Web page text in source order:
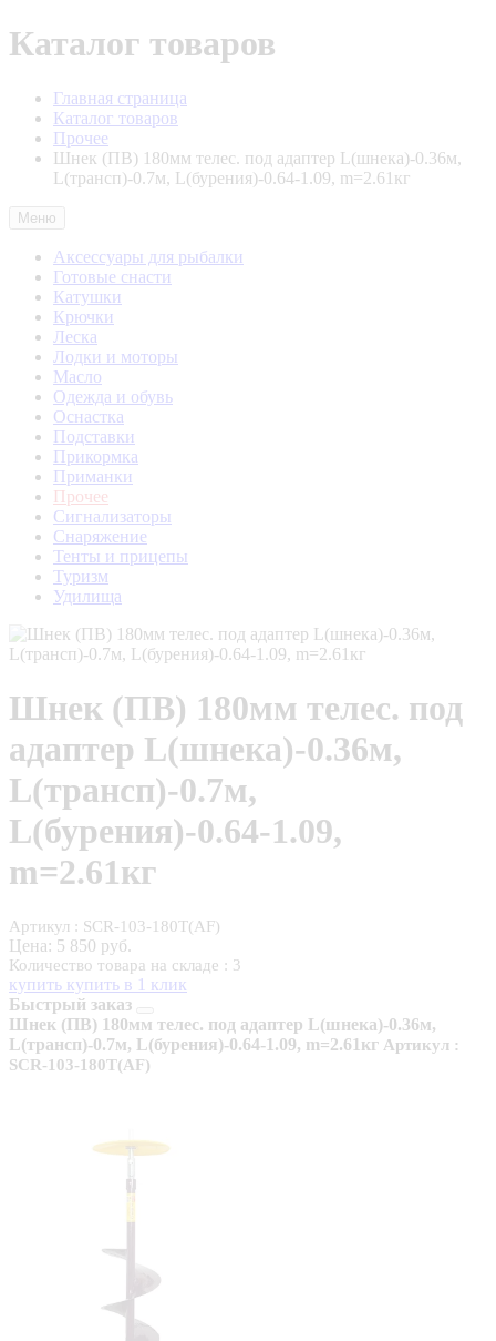
Каталог товаров
Главная страница
Каталог товаров
Прочее
Шнек (ПВ) 180мм телес. под адаптер L(шнека)-0.36м,
L(трансп)-0.7м, L(бурения)-0.64-1.09, m=2.61кг
Меню
Аксессуары для рыбалки
Готовые снасти
Катушки
Крючки
Леска
Лодки и моторы
Масло
Одежда и обувь
Оснастка
Подставки
Прикормка
Приманки
Прочее
Сигнализаторы
Снаряжение
Тенты и прицепы
Туризм
Удилища
Шнек (ПВ) 180мм телес. под
адаптер L(шнека)-0.36м,
L(трансп)-0.7м,
L(бурения)-0.64-1.09,
m=2.61кг
Артикул : SCR-103-180T(AF)
Цена: 5 850 руб.
Количество товара на складе : 3
купить купить в 1 клик
Быстрый заказ
Шнек (ПВ) 180мм телес. под адаптер L(шнека)-0.36м,
L(трансп)-0.7м, L(бурения)-0.64-1.09, m=2.61кг Артикул :
SCR-103-180T(AF)